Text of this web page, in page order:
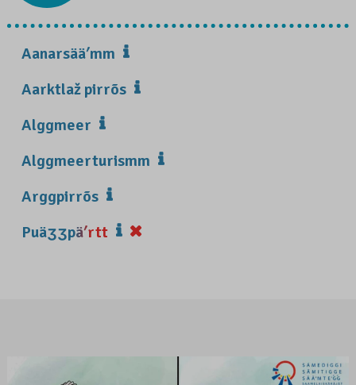
Aanarsääʹmm
Aarktlaž pirrõs
Alggmeer
Alggmeerturismm
Arggpirrõs
Puäʒʒpäʹrtt